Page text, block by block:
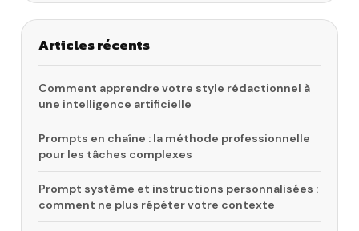
Articles récents
Comment apprendre votre style rédactionnel à
une intelligence artificielle
Prompts en chaîne : la méthode professionnelle
pour les tâches complexes
Prompt système et instructions personnalisées :
comment ne plus répéter votre contexte